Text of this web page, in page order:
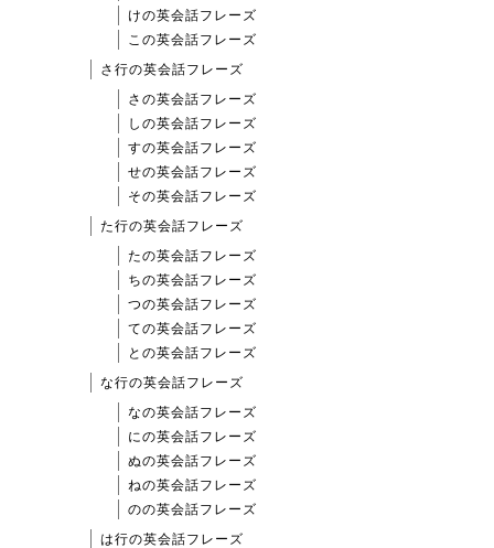
けの英会話フレーズ
この英会話フレーズ
さ行の英会話フレーズ
さの英会話フレーズ
しの英会話フレーズ
すの英会話フレーズ
せの英会話フレーズ
その英会話フレーズ
た行の英会話フレーズ
たの英会話フレーズ
ちの英会話フレーズ
つの英会話フレーズ
ての英会話フレーズ
との英会話フレーズ
な行の英会話フレーズ
なの英会話フレーズ
にの英会話フレーズ
ぬの英会話フレーズ
ねの英会話フレーズ
のの英会話フレーズ
は行の英会話フレーズ